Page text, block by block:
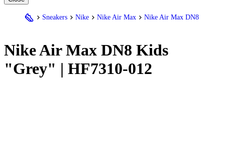
Sneakers Nike Nike Air Max Nike Air Max DN8
NikeAir Max DN8 Kids
"Grey" | HF7310-012